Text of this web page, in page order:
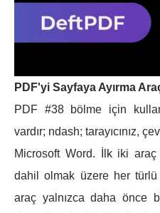
PDF'yi Sayfaya Ayırma
PDF #38 bölme için
vardır; ndash; tarayıcınız,
Microsoft Word. İlk iki araç
dahil olmak üzere her
araç yalnızca daha önce